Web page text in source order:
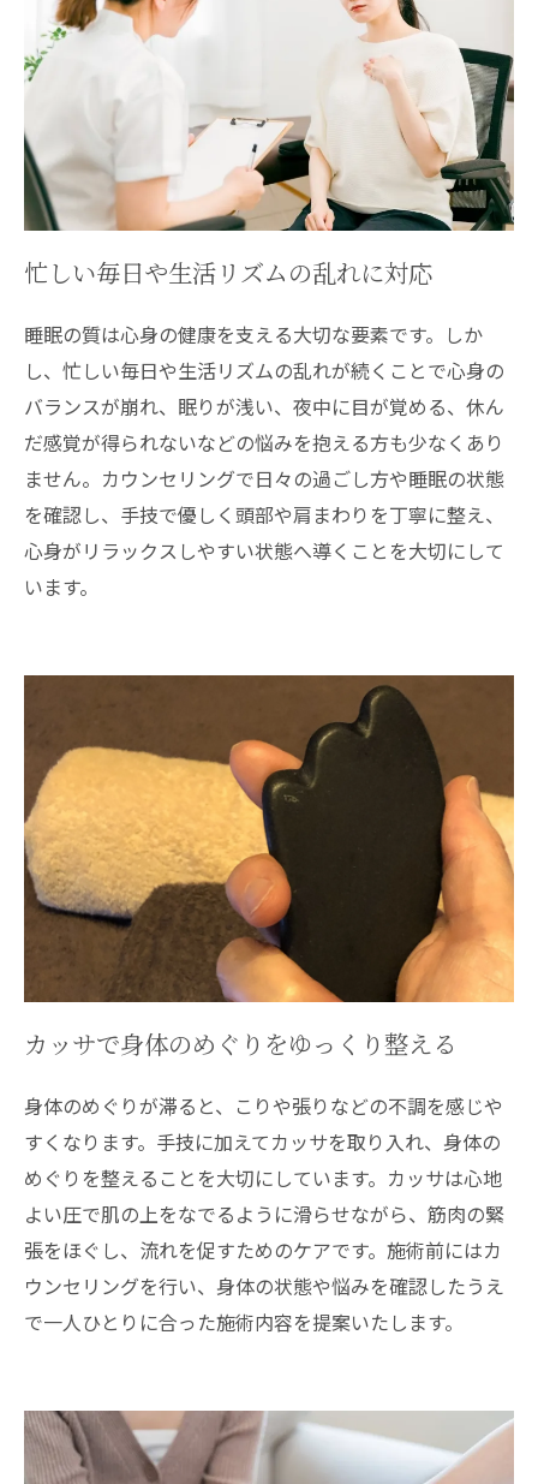
忙しい毎日や生活リズムの乱れに対応
睡眠の質は心身の健康を支える大切な要素です。しか
し、忙しい毎日や生活リズムの乱れが続くことで心身の
バランスが崩れ、眠りが浅い、夜中に目が覚める、休ん
だ感覚が得られないなどの悩みを抱える方も少なくあり
ません。カウンセリングで日々の過ごし方や睡眠の状態
を確認し、手技で優しく頭部や肩まわりを丁寧に整え、
心身がリラックスしやすい状態へ導くことを大切にして
います。
カッサで身体のめぐりをゆっくり整える
身体のめぐりが滞ると、こりや張りなどの不調を感じや
すくなります。手技に加えてカッサを取り入れ、身体の
めぐりを整えることを大切にしています。カッサは心地
よい圧で肌の上をなでるように滑らせながら、筋肉の緊
張をほぐし、流れを促すためのケアです。施術前にはカ
ウンセリングを行い、身体の状態や悩みを確認したうえ
で一人ひとりに合った施術内容を提案いたします。